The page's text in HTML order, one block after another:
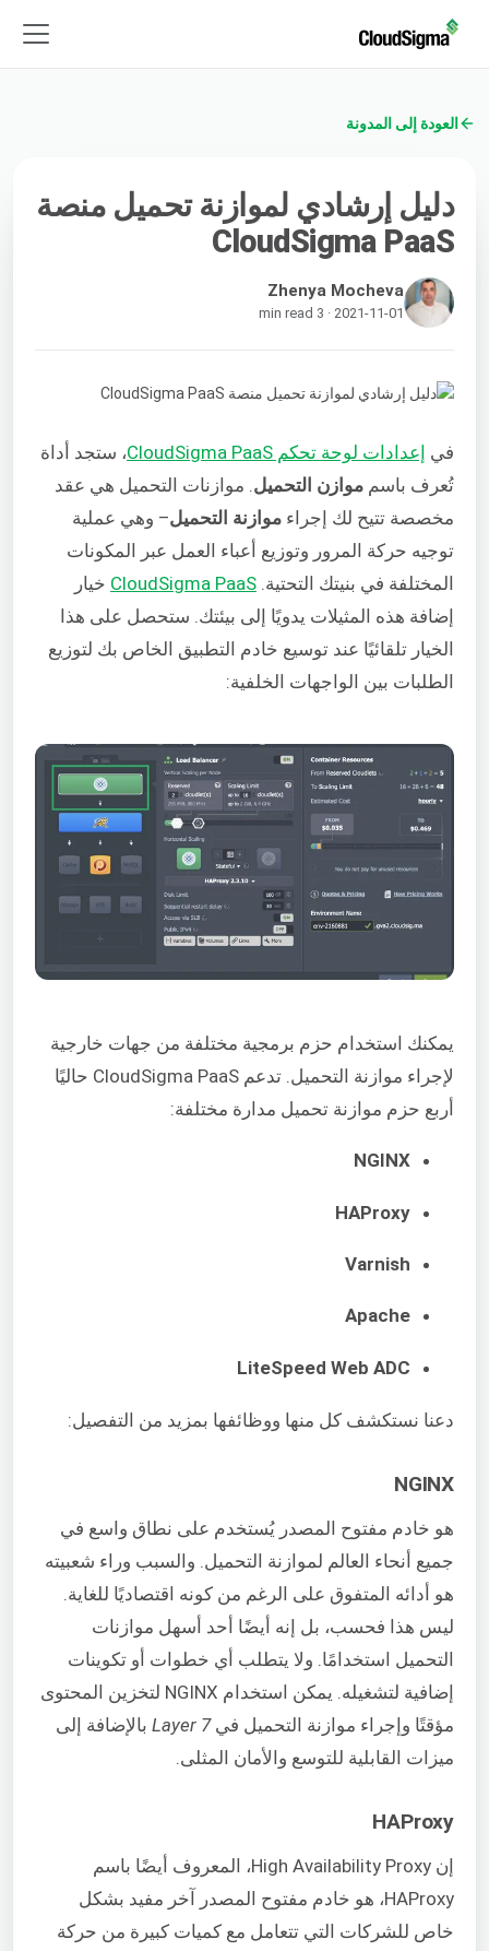
العودة إلى المدونة
دليل إرشادي لموازنة تحميل منصة
CloudSigma PaaS
Zhenya Mocheva
2021-11-01 · 3 min read
في إعدادات لوحة تحكم CloudSigma PaaS
، ستجد أداة
تُعرف باسم موازن التحميل . موازنات التحميل هي عقد
مخصصة تتيح لك إجراء موازنة التحميل– وهي عملية
توجيه حركة المرور وتوزيع أعباء العمل عبر المكونات
المختلفة في بنيتك التحتية. CloudSigma PaaS خيار
إضافة هذه المثيلات يدويًا إلى بيئتك. ستحصل على هذا
الخيار تلقائيًا عند توسيع خادم التطبيق الخاص بك لتوزيع
الطلبات بين الواجهات الخلفية:
يمكنك استخدام حزم برمجية مختلفة من جهات خارجية
لإجراء موازنة التحميل. تدعم CloudSigma PaaS حاليًا
أربع حزم موازنة تحميل مدارة مختلفة:
NGINX
HAProxy
Varnish
Apache
LiteSpeed Web ADC
دعنا نستكشف كل منها ووظائفها بمزيد من التفصيل:
NGINX
هو خادم مفتوح المصدر يُستخدم على نطاق واسع في
جميع أنحاء العالم لموازنة التحميل. والسبب وراء شعبيته
هو أدائه المتفوق على الرغم من كونه اقتصاديًا للغاية.
ليس هذا فحسب، بل إنه أيضًا أحد أسهل موازنات
التحميل استخدامًا. ولا يتطلب أي خطوات أو تكوينات
إضافية لتشغيله. يمكن استخدام NGINX لتخزين المحتوى
مؤقتًا وإجراء موازنة التحميل فيLayer 7 بالإضافة إلى
ميزات القابلية للتوسع والأمان المثلى.
HAProxy
إن High Availability Proxy، المعروف أيضًا باسم
HAProxy، هو خادم مفتوح المصدر آخر مفيد بشكل
خاص للشركات التي تتعامل مع كميات كبيرة من حركة